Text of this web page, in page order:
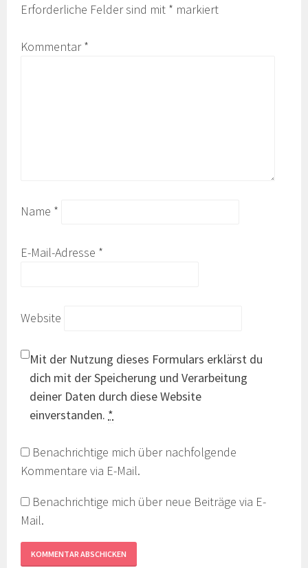
Erforderliche Felder sind mit * markiert
Kommentar*
Name *
E-Mail-Adresse *
Website
Mit der Nutzung dieses Formulars erklärst du
dich mit der Speicherung und Verarbeitung
deiner Daten durch diese Website
einverstanden. *
Benachrichtige mich über nachfolgende
Kommentare via E-Mail.
Benachrichtige mich über neue Beiträge via E-
Mail.